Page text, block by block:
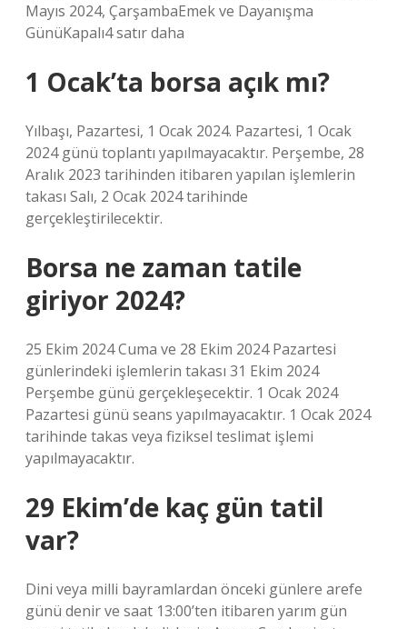
Mayıs 2024, ÇarşambaEmek ve Dayanışma
GünüKapalı4 satır daha
1 Ocak’ta borsa açık mı?
Yılbaşı, Pazartesi, 1 Ocak 2024. Pazartesi, 1 Ocak
2024 günü toplantı yapılmayacaktır. Perşembe, 28
Aralık 2023 tarihinden itibaren yapılan işlemlerin
takası Salı, 2 Ocak 2024 tarihinde
gerçekleştirilecektir.
Borsa ne zaman tatile
giriyor 2024?
25 Ekim 2024 Cuma ve 28 Ekim 2024 Pazartesi
günlerindeki işlemlerin takası 31 Ekim 2024
Perşembe günü gerçekleşecektir. 1 Ocak 2024
Pazartesi günü seans yapılmayacaktır. 1 Ocak 2024
tarihinde takas veya fiziksel teslimat işlemi
yapılmayacaktır.
29 Ekim’de kaç gün tatil
var?
Dini veya milli bayramlardan önceki günlere arefe
günü denir ve saat 13:00’ten itibaren yarım gün